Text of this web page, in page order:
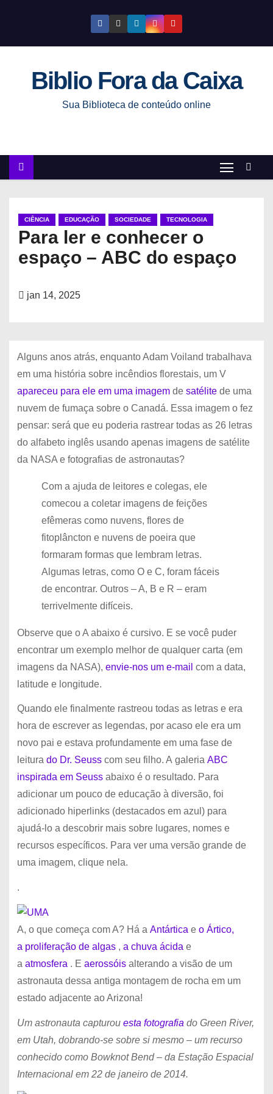
e
Biblio Fora da Caixa
Sua Biblioteca de conteúdo online
CIÊNCIA EDUCAÇÃO SOCIEDADE TECNOLOGIA
Para ler e conhecer o
espaço – ABC do espaço
jan 14, 2025
Alguns anos atrás, enquanto Adam Voiland trabalhava
em uma história sobre incêndios florestais, um V
apareceu para ele em uma imagemde satélitede uma
nuvem de fumaça sobre o Canadá. Essa imagem o fez
pensar: será que eu poderia rastrear todas as 26 letras
do alfabeto inglês usando apenas imagens de satélite
da NASA e fotografias de astronautas?
Com a ajuda de leitores e colegas, ele
comecou a coletar imagens de feições
efêmeras como nuvens, flores de
fitoplâncton e nuvens de poeira que
formaram formas que lembram letras.
Algumas letras, como O e C, foram fáceis
de encontrar. Outros – A, B e R – eram
terrivelmente difíceis.
Observe que o A abaixo é cursivo. E se você puder
encontrar um exemplo melhor de qualquer carta (em
imagens da NASA), envie-nos um e-mail com a data,
latitude e longitude.
Quando ele finalmente rastreou todas as letras e era
hora de escrever as legendas, por acaso ele era um
novo pai e estava profundamente em uma fase de
leitura do Dr. Seusscom seu filho. A galeria ABC
inspirada em Seussabaixo é o resultado. Para
adicionar um pouco de educação à diversão, foi
adicionado hiperlinks (destacados em azul) para
ajudá-lo a descobrir mais sobre lugares, nomes e
recursos específicos. Para ver uma versão grande de
uma imagem, clique nela.
.
A, o que começa com A? Há a Antártica e o Ártico,
a proliferação de algas, a chuva ácida e
a atmosfera . E aerossóisalterando a visão de um
astronauta dessa antiga montagem de rocha em um
estado adjacente ao Arizona!
Um astronauta capturou esta fotografia do Green River,
em Utah, dobrando-se sobre si mesmo – um recurso
conhecido como Bowknot Bend – da Estação Espacial
Internacional em 22 de janeiro de 2014.